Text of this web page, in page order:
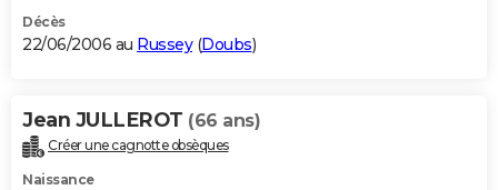
Décès
22/06/2006 au Russey(Doubs)
Jean JULLEROT (66 ans)
Créer une cagnotte obsèques
Naissance